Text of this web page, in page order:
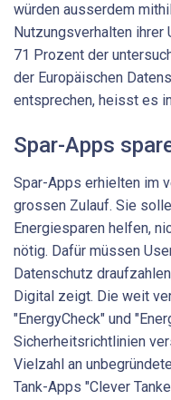
würden ausserdem
Nutzungsverhalten
71 Prozent der
der Europäischen
entsprechen, heisst es
Spar-Apps
Spar-Apps erhielten im
grossen Zulauf. Sie
Energiesparen helfen,
nötig. Dafür müssen
Datenschutz
Digital zeigt. Die weit
"EnergyCheck" und
Sicherheitsrichtlinien
Vielzahl an
Tank-Apps "Clever